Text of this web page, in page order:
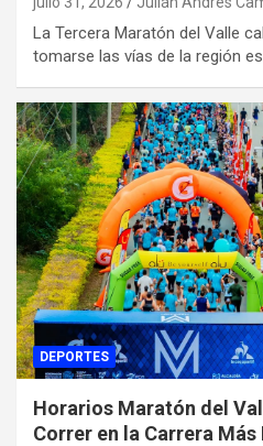
La Tercera Maratón del Valle
tomarse las vías de la región
DEPORTES
Horarios Maratón del
Correr en la Carrera Más